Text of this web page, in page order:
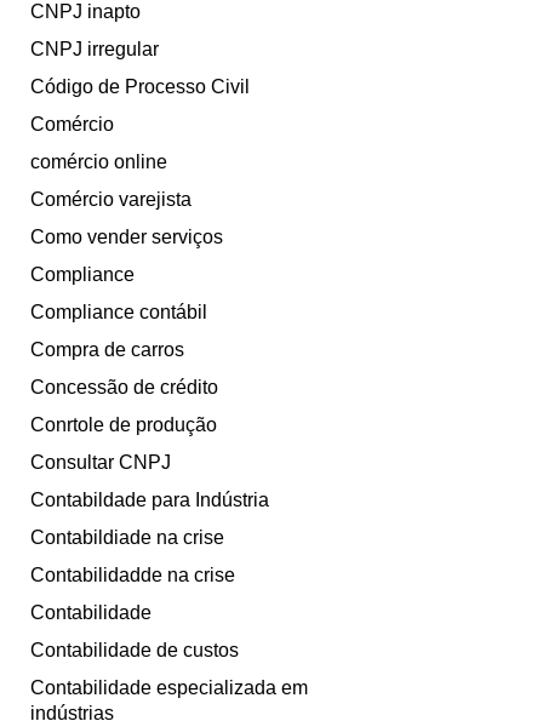
CNPJ inapto
CNPJ irregular
Código de Processo Civil
Comércio
comércio online
Comércio varejista
Como vender serviços
Compliance
Compliance contábil
Compra de carros
Concessão de crédito
Conrtole de produção
Consultar CNPJ
Contabildade para Indústria
Contabildiade na crise
Contabilidadde na crise
Contabilidade
Contabilidade de custos
Contabilidade especializada em
indústrias